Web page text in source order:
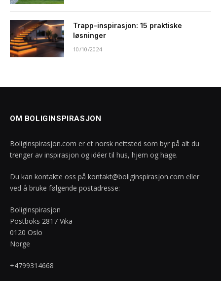
Trapp-inspirasjon: 15 praktiske
løsninger
10/10/2024
OM BOLIGINSPIRASJON
Boliginspirasjon.com er et norsk nettsted som byr på alt du
trenger av inspirasjon og idéer til hus, hjem og hage.
Du kan kontakte oss på kontakt@boliginspirasjon.com eller
ved å bruke følgende postadresse:
Boliginspirasjon
Postboks 2817 Vika
0120 Oslo
Norge
+4799314668